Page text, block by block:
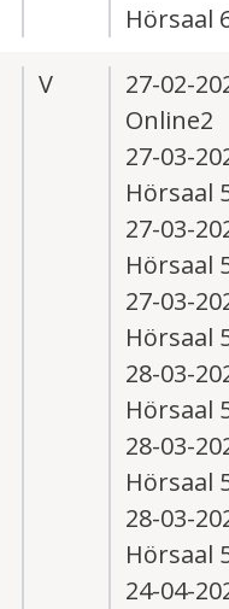
Hörsaal
V
27-02-
Online2
27-03-
Hörsaal
27-03-
Hörsaal
27-03-
Hörsaal
28-03-
Hörsaal
28-03-
Hörsaal
28-03-
Hörsaal
24-04-